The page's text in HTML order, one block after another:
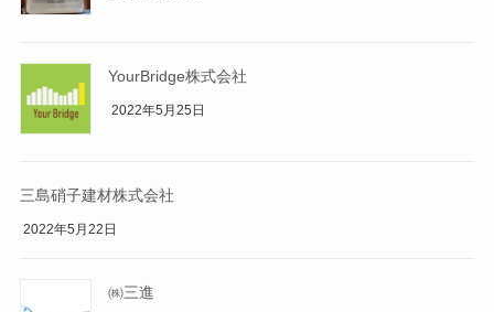
YourBridge株式会社
2022年5月25日
三島硝子建材株式会社
2022年5月22日
㈱三進